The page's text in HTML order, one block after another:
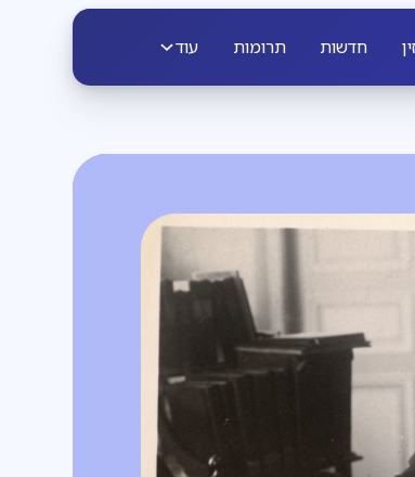
חדשות תרומות עוד